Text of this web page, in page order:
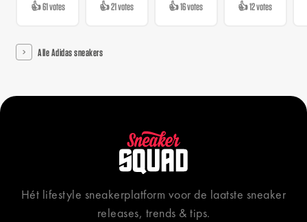
👍 61 votes 👍 21 votes 👍 16 votes 👍 12 votes
Alle Adidas sneakers
Hét lifestyle sneakerplatform voor de laatste sneaker
releases, trends & tips.